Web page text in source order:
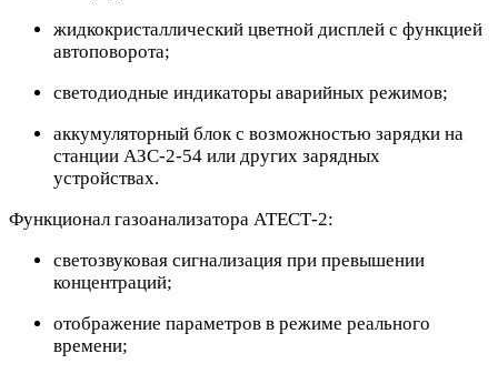
жидкокристаллический цветной дисплей с функцией
автоповорота;
светодиодные индикаторы аварийных режимов;
аккумуляторный блок с возможностью зарядки на
станции АЗС-2-54 или других зарядных
устройствах.
Функционал газоанализатора АТЕСТ-2:
светозвуковая сигнализация при превышении
концентраций;
отображение параметров в режиме реального
времени;